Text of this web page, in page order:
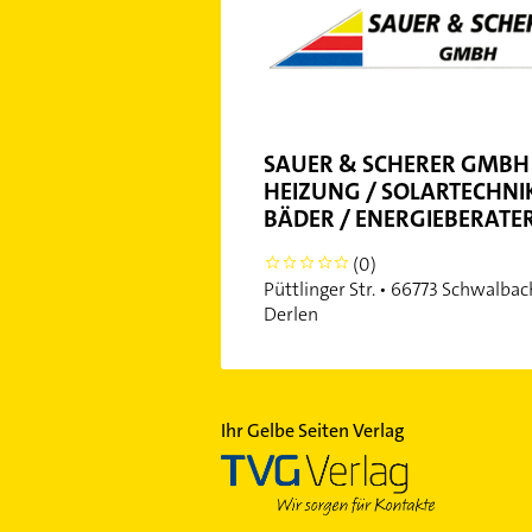
SAUER & SCHERER
HEIZUNG /
BÄDER /
0
(0)
Püttlinger Str. • 66773
Derlen
Ihr Gelbe Seiten Verlag